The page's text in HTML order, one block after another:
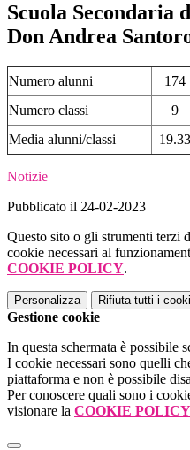
Scuola Secondaria
Don Andrea
Numero alunni
174
Numero classi
9
Media alunni/classi
19.33
Notizie
Pubblicato il 24-02-2023
Questo sito o gli strumenti terzi
cookie necessari al
COOKIE POLICY.
Personalizza Rifiuta tutti i
Gestione cookie
In questa schermata è possibile
I cookie necessari sono quelli
piattaforma e non è possibile
Per conoscere quali sono i
visionare la COOKIE POLICY